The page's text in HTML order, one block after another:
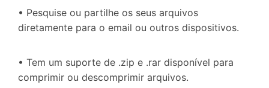
• Pesquise ou partilhe os seus arquivos
diretamente para o email ou outros dispositivos.
• Tem um suporte de .zip e .rar disponível para
comprimir ou descomprimir arquivos.